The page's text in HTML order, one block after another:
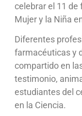
celebrar el 11 de
Mujer y la Niña
Diferentes
farmacéuticas y
compartido en
testimonio,
estudiantes del
en la Ciencia.